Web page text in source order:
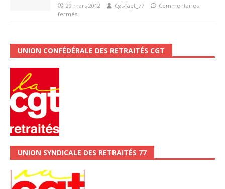
29 mars 2012 Cgt-fapt_77
Commentaires
fermés
UNION CONFÉDÉRALE DES RETRAITÉS CGT
UNION SYNDICALE DES RETRAITÉS 77